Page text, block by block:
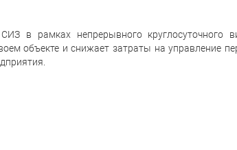
в рамках непрерывного круглосуточного
объекте и снижает затраты на управление